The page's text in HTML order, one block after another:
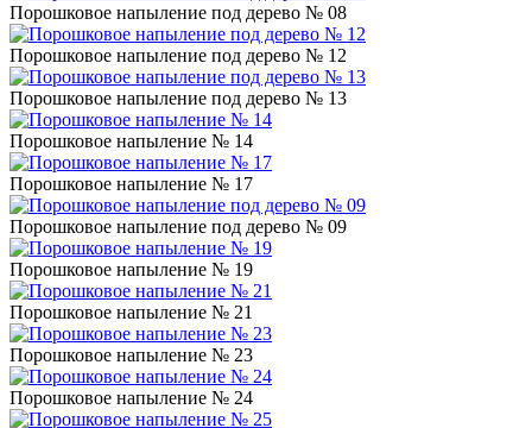
Порошковое напыление под дерево № 08
Порошковое напыление под дерево № 12
Порошковое напыление под дерево № 13
Порошковое напыление № 14
Порошковое напыление № 17
Порошковое напыление под дерево № 09
Порошковое напыление № 19
Порошковое напыление № 21
Порошковое напыление № 23
Порошковое напыление № 24